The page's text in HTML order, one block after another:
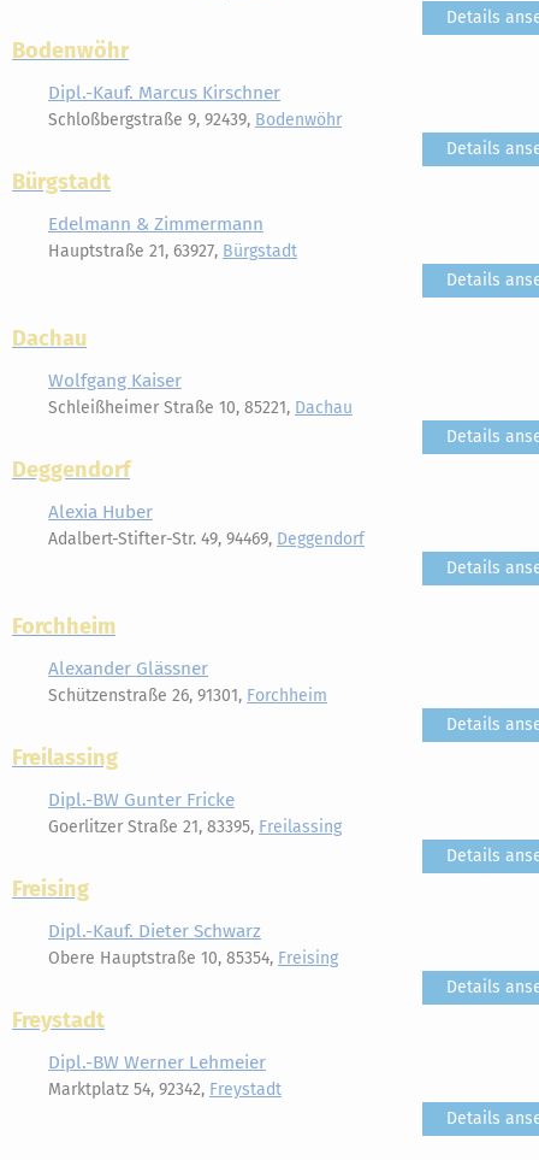
Details
Bodenwöhr
Dipl.-Kauf. Marcus Kirschner
Schloßbergstraße 9, 92439, Bodenwöhr
Details
Bürgstadt
Edelmann & Zimmermann
Hauptstraße 21, 63927, Bürgstadt
Details
Dachau
Wolfgang Kaiser
Schleißheimer Straße 10, 85221, Dachau
Details
Deggendorf
Alexia Huber
Adalbert-Stifter-Str. 49, 94469, Deggendorf
Details
Forchheim
Alexander Glässner
Schützenstraße 26, 91301, Forchheim
Details
Freilassing
Dipl.-BW Gunter Fricke
Goerlitzer Straße 21, 83395, Freilassing
Details
Freising
Dipl.-Kauf. Dieter Schwarz
Obere Hauptstraße 10, 85354, Freising
Details
Freystadt
Dipl.-BW Werner Lehmeier
Marktplatz 54, 92342, Freystadt
Details